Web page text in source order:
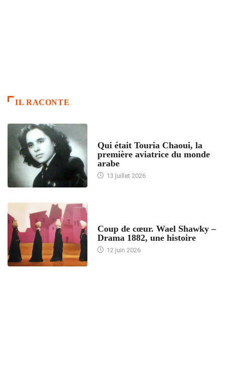
IL RACONTE
Qui était Touria Chaoui, la
première aviatrice du monde
arabe
13 juillet 2026
Coup de cœur. Wael Shawky –
Drama 1882, une histoire
12 juin 2026